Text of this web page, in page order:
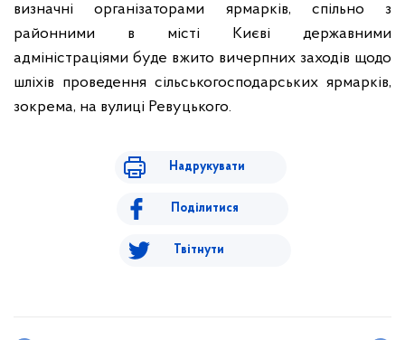
визначні організаторами ярмарків, спільно з
районними в місті Києві державними
адміністраціями буде вжито вичерпних заходів щодо
шліхів проведення сільськогосподарських ярмарків,
зокрема, на вулиці Ревуцького.
Надрукувати
Поділитися
Твітнути